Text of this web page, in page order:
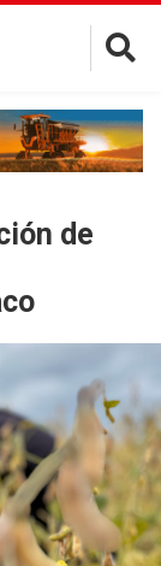
×
de